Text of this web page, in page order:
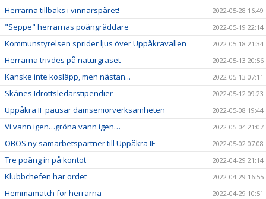
Herrarna tillbaks i vinnarspåret! 2022-05-28 16:49
"Seppe" herrarnas poängräddare 2022-05-19 22:14
Kommunstyrelsen sprider ljus över Uppåkravallen 2022-05-18 21:34
Herrarna trivdes på naturgräset 2022-05-13 20:56
Kanske inte kosläpp, men nästan... 2022-05-13 07:11
Skånes Idrottsledarstipendier 2022-05-12 09:23
Uppåkra IF pausar damseniorverksamheten 2022-05-08 19:44
Vi vann igen…gröna vann igen… 2022-05-04 21:07
OBOS ny samarbetspartner till Uppåkra IF 2022-05-02 07:08
Tre poäng in på kontot 2022-04-29 21:14
Klubbchefen har ordet 2022-04-29 16:55
Hemmamatch för herrarna 2022-04-29 10:51